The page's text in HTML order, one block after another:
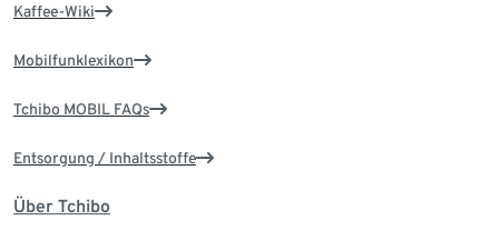
Kaffee-Wiki
Mobilfunklexikon
Tchibo MOBIL FAQs
Entsorgung / Inhaltsstoffe
Über Tchibo